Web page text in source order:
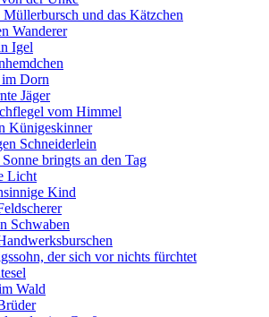
Müllerbursch und das Kätzchen
Wanderer
Igel
Dorn
Jäger
vom Himmel
Künigeskinner
Schneiderlein
bringts an den Tag
Licht
Kind
Schwaben
der sich vor nichts fürchtet
Wald